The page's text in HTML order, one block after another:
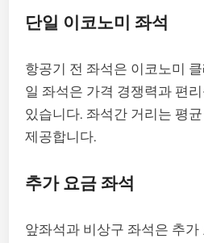
단일 이코노미 좌석
항공기 전 좌석은 이코노미
일 좌석은 가격 경쟁력과 편
있습니다. 좌석간 거리는 평
제공합니다.
추가 요금 좌석
앞좌석과 비상구 좌석은 추